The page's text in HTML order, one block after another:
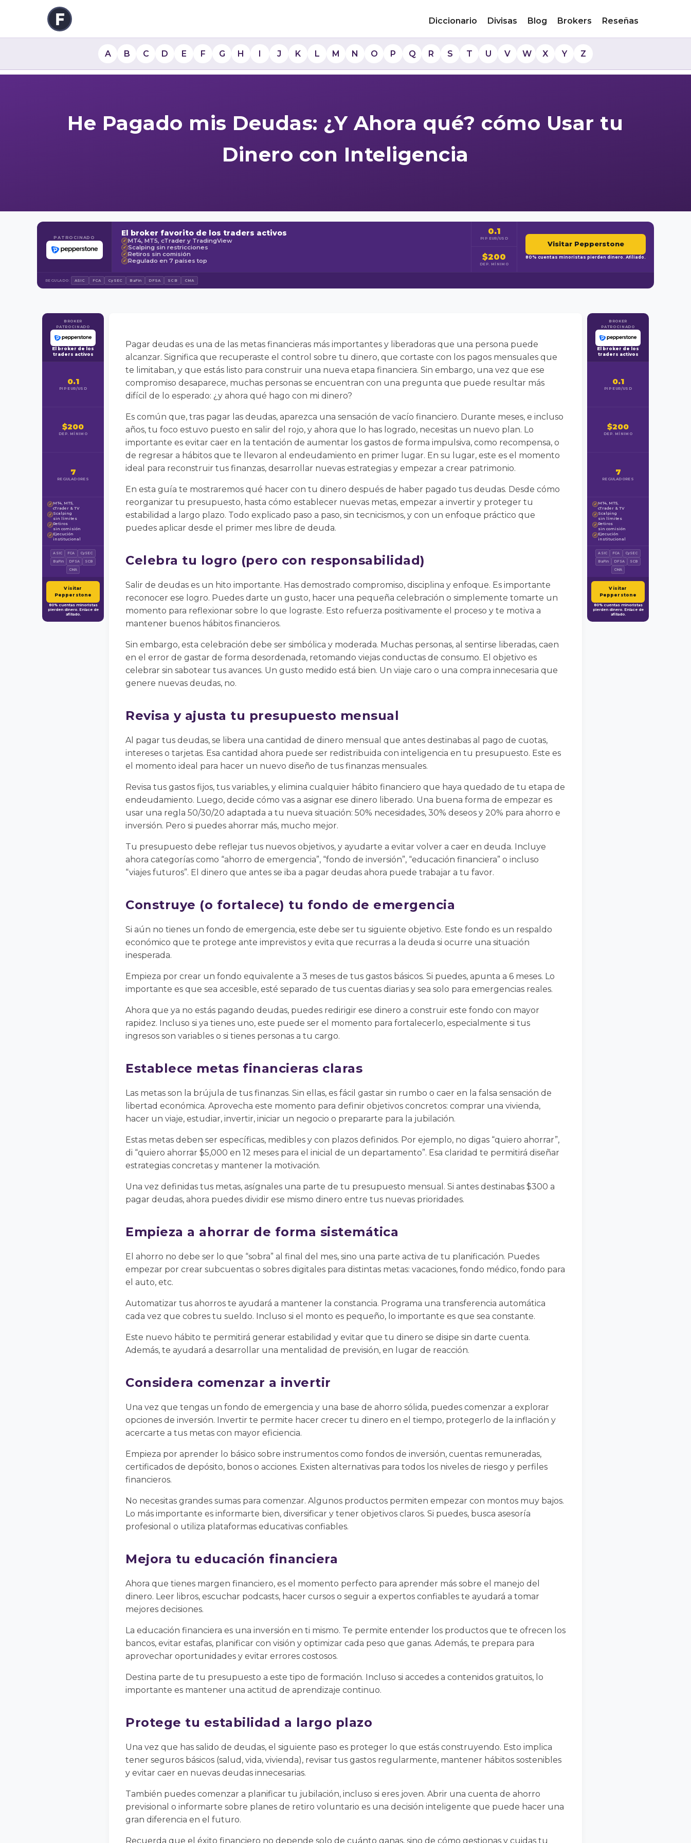
Diccionario Divisas Blog Brokers Reseñas
A B C D E F G H I J K L M N O P Q R S T U V W X Y Z
He Pagado mis Deudas: ¿Y Ahora qué? cómo Usar tu
Dinero con Inteligencia
PATROCINADO El broker favorito de los traders activos
✓ MT4, MT5, cTrader y TradingView
✓ Scalping sin restricciones
✓ Retiros sin comisión
✓ Regulado en 7 países top
0.1
PIP EUR/USD
$200
DEP. MÍNIMO
Visitar Pepperstone
80% cuentas minoristas pierden dinero. Afiliado.
REGULADO: ASIC FCA CySEC BaFin DFSA SCB CMA
BROKER
PATROCINADO
El broker de los
traders activos
0.1
PIP EUR/USD
$200
DEP. MÍNIMO
7
REGULADORES
✓ MT4, MT5,
cTrader & TV
✓ Scalping
sin límites
✓ Retiros
sin comisión
✓ Ejecución
institucional
ASIC FCA
CySEC
BaFin
DFSA
SCB
CMA
Visitar
Pepperstone
80% cuentas minoristas
pierden dinero. Enlace de
afiliado.
Pagar deudas es una de las metas financieras más importantes y liberadoras que una persona puede
alcanzar. Significa que recuperaste el control sobre tu dinero, que cortaste con los pagos mensuales que
te limitaban, y que estás listo para construir una nueva etapa financiera. Sin embargo, una vez que ese
compromiso desaparece, muchas personas se encuentran con una pregunta que puede resultar más
difícil de lo esperado: ¿y ahora qué hago con mi dinero?
Es común que, tras pagar las deudas, aparezca una sensación de vacío financiero. Durante meses, e incluso
años, tu foco estuvo puesto en salir del rojo, y ahora que lo has logrado, necesitas un nuevo plan. Lo
importante es evitar caer en la tentación de aumentar los gastos de forma impulsiva, como recompensa, o
de regresar a hábitos que te llevaron al endeudamiento en primer lugar. En su lugar, este es el momento
ideal para reconstruir tus finanzas, desarrollar nuevas estrategias y empezar a crear patrimonio.
En esta guía te mostraremos qué hacer con tu dinero después de haber pagado tus deudas. Desde cómo
reorganizar tu presupuesto, hasta cómo establecer nuevas metas, empezar a invertir y proteger tu
estabilidad a largo plazo. Todo explicado paso a paso, sin tecnicismos, y con un enfoque práctico que
puedes aplicar desde el primer mes libre de deuda.
Celebra tu logro (pero con responsabilidad)
Salir de deudas es un hito importante. Has demostrado compromiso, disciplina y enfoque. Es importante
reconocer ese logro. Puedes darte un gusto, hacer una pequeña celebración o simplemente tomarte un
momento para reflexionar sobre lo que lograste. Esto refuerza positivamente el proceso y te motiva a
mantener buenos hábitos financieros.
Sin embargo, esta celebración debe ser simbólica y moderada. Muchas personas, al sentirse liberadas, caen
en el error de gastar de forma desordenada, retomando viejas conductas de consumo. El objetivo es
celebrar sin sabotear tus avances. Un gusto medido está bien. Un viaje caro o una compra innecesaria que
genere nuevas deudas, no.
Revisa y ajusta tu presupuesto mensual
Al pagar tus deudas, se libera una cantidad de dinero mensual que antes destinabas al pago de cuotas,
intereses o tarjetas. Esa cantidad ahora puede ser redistribuida con inteligencia en tu presupuesto. Este es
el momento ideal para hacer un nuevo diseño de tus finanzas mensuales.
Revisa tus gastos fijos, tus variables, y elimina cualquier hábito financiero que haya quedado de tu etapa de
endeudamiento. Luego, decide cómo vas a asignar ese dinero liberado. Una buena forma de empezar es
usar una regla 50/30/20 adaptada a tu nueva situación: 50% necesidades, 30% deseos y 20% para ahorro e
inversión. Pero si puedes ahorrar más, mucho mejor.
Tu presupuesto debe reflejar tus nuevos objetivos, y ayudarte a evitar volver a caer en deuda. Incluye
ahora categorías como “ahorro de emergencia”, “fondo de inversión”, “educación financiera” o incluso
“viajes futuros”. El dinero que antes se iba a pagar deudas ahora puede trabajar a tu favor.
Construye (o fortalece) tu fondo de emergencia
Si aún no tienes un fondo de emergencia, este debe ser tu siguiente objetivo. Este fondo es un respaldo
económico que te protege ante imprevistos y evita que recurras a la deuda si ocurre una situación
inesperada.
Empieza por crear un fondo equivalente a 3 meses de tus gastos básicos. Si puedes, apunta a 6 meses. Lo
importante es que sea accesible, esté separado de tus cuentas diarias y sea solo para emergencias reales.
Ahora que ya no estás pagando deudas, puedes redirigir ese dinero a construir este fondo con mayor
rapidez. Incluso si ya tienes uno, este puede ser el momento para fortalecerlo, especialmente si tus
ingresos son variables o si tienes personas a tu cargo.
Establece metas financieras claras
Las metas son la brújula de tus finanzas. Sin ellas, es fácil gastar sin rumbo o caer en la falsa sensación de
libertad económica. Aprovecha este momento para definir objetivos concretos: comprar una vivienda,
hacer un viaje, estudiar, invertir, iniciar un negocio o prepararte para la jubilación.
Estas metas deben ser específicas, medibles y con plazos definidos. Por ejemplo, no digas “quiero ahorrar”,
di “quiero ahorrar $5,000 en 12 meses para el inicial de un departamento”. Esa claridad te permitirá diseñar
estrategias concretas y mantener la motivación.
Una vez definidas tus metas, asígnales una parte de tu presupuesto mensual. Si antes destinabas $300 a
pagar deudas, ahora puedes dividir ese mismo dinero entre tus nuevas prioridades.
Empieza a ahorrar de forma sistemática
El ahorro no debe ser lo que “sobra” al final del mes, sino una parte activa de tu planificación. Puedes
empezar por crear subcuentas o sobres digitales para distintas metas: vacaciones, fondo médico, fondo para
el auto, etc.
Automatizar tus ahorros te ayudará a mantener la constancia. Programa una transferencia automática
cada vez que cobres tu sueldo. Incluso si el monto es pequeño, lo importante es que sea constante.
Este nuevo hábito te permitirá generar estabilidad y evitar que tu dinero se disipe sin darte cuenta.
Además, te ayudará a desarrollar una mentalidad de previsión, en lugar de reacción.
Considera comenzar a invertir
Una vez que tengas un fondo de emergencia y una base de ahorro sólida, puedes comenzar a explorar
opciones de inversión. Invertir te permite hacer crecer tu dinero en el tiempo, protegerlo de la inflación y
acercarte a tus metas con mayor eficiencia.
Empieza por aprender lo básico sobre instrumentos como fondos de inversión, cuentas remuneradas,
certificados de depósito, bonos o acciones. Existen alternativas para todos los niveles de riesgo y perfiles
financieros.
No necesitas grandes sumas para comenzar. Algunos productos permiten empezar con montos muy bajos.
Lo más importante es informarte bien, diversificar y tener objetivos claros. Si puedes, busca asesoría
profesional o utiliza plataformas educativas confiables.
Mejora tu educación financiera
Ahora que tienes margen financiero, es el momento perfecto para aprender más sobre el manejo del
dinero. Leer libros, escuchar podcasts, hacer cursos o seguir a expertos confiables te ayudará a tomar
mejores decisiones.
La educación financiera es una inversión en ti mismo. Te permite entender los productos que te ofrecen los
bancos, evitar estafas, planificar con visión y optimizar cada peso que ganas. Además, te prepara para
aprovechar oportunidades y evitar errores costosos.
Destina parte de tu presupuesto a este tipo de formación. Incluso si accedes a contenidos gratuitos, lo
importante es mantener una actitud de aprendizaje continuo.
Protege tu estabilidad a largo plazo
Una vez que has salido de deudas, el siguiente paso es proteger lo que estás construyendo. Esto implica
tener seguros básicos (salud, vida, vivienda), revisar tus gastos regularmente, mantener hábitos sostenibles
y evitar caer en nuevas deudas innecesarias.
También puedes comenzar a planificar tu jubilación, incluso si eres joven. Abrir una cuenta de ahorro
previsional o informarte sobre planes de retiro voluntario es una decisión inteligente que puede hacer una
gran diferencia en el futuro.
Recuerda que el éxito financiero no depende solo de cuánto ganas, sino de cómo gestionas y cuidas tu
BROKER
PATROCINADO
El broker de los
traders activos
0.1
PIP EUR/USD
$200
DEP. MÍNIMO
7
REGULADORES
✓ MT4, MT5,
cTrader & TV
✓ Scalping
sin límites
✓ Retiros
sin comisión
✓ Ejecución
institucional
ASIC FCA
CySEC
BaFin
DFSA
SCB
CMA
Visitar
Pepperstone
80% cuentas minoristas
pierden dinero. Enlace de
afiliado.